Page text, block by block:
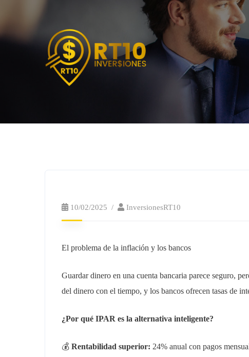
10/02/2025 InversionesRT10
El problema de la inflación y los bancos
Guardar dinero en una cuenta bancaria parece seguro,
del dinero con el tiempo, y los bancos ofrecen tasas de
¿Por qué IPAR es la alternativa inteligente?
💰 Rentabilidad superior: 24% anual con pagos